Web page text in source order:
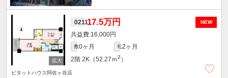
NEW
021117.5万円
16,000円
敷0ヶ月 礼2ヶ月
2階 2K（52.27ｍ2 ）
ピタットハウス阿佐ヶ谷店